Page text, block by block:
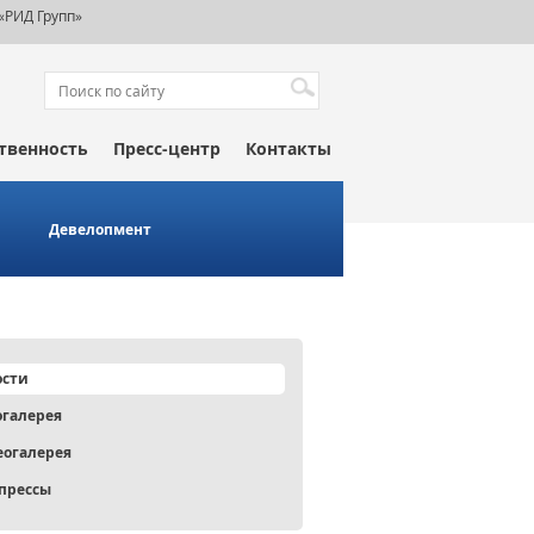
Групп»
Пресс-центр Контакты
Девелопмент